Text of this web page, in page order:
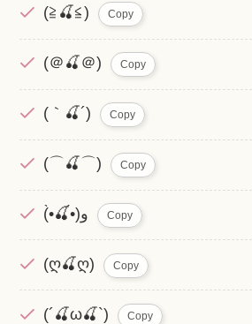
(≧🍒≦) Copy
(＠🍒＠) Copy
(｀🍒´) Copy
(⌒🍒⌒) Copy
(•̀🍒•́)و Copy
(ღ🍒ღ) Copy
(´🍒ω🍒`) Copy